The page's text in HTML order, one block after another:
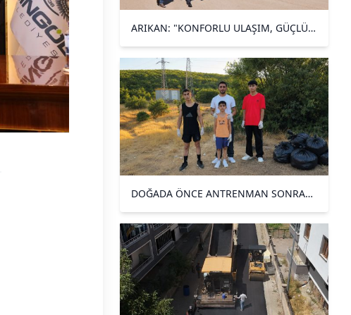
ARIKAN: "KONFORLU ULAŞIM, GÜÇLÜ
DOĞADA ÖNCE ANTRENMAN SONRA